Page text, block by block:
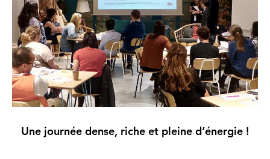
Une journée dense, riche et pleine d’énergie !